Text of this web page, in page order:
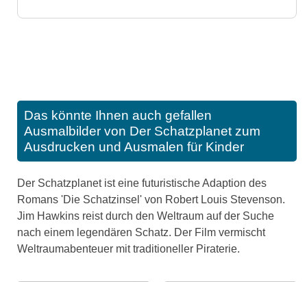
Das könnte Ihnen auch gefallen
Ausmalbilder von Der Schatzplanet zum
Ausdrucken und Ausmalen für Kinder
Der Schatzplanet ist eine futuristische Adaption des
Romans 'Die Schatzinsel' von Robert Louis Stevenson.
Jim Hawkins reist durch den Weltraum auf der Suche
nach einem legendären Schatz. Der Film vermischt
Weltraumabenteuer mit traditioneller Piraterie.